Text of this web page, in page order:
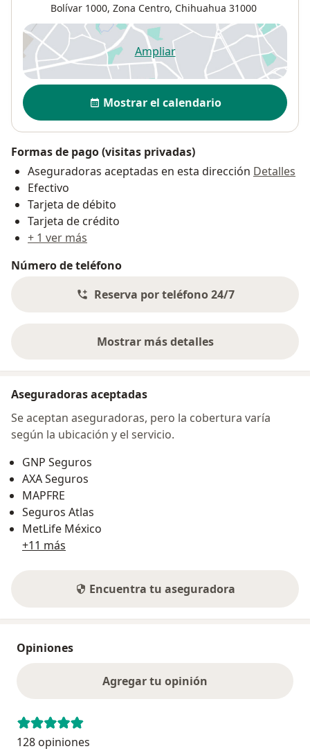
Bolívar 1000, Zona Centro, Chihuahua 31000
Ampliarse abre en una nueva
Disponibilidad
Mostrar el calendario
Formas de pago (visitas privadas)
Aseguradoras aceptadas en esta dirección Detalles
Efectivo
Tarjeta de débito
Tarjeta de crédito
+ 1 ver más
Número de teléfono
Reserva por teléfono 24/7
Mostrar más detalles
sobre la dirección
Aseguradoras aceptadas
Se aceptan aseguradoras, pero la cobertura varía
según la ubicación y el servicio.
GNP Seguros
AXA Seguros
MAPFRE
Seguros Atlas
MetLife México
+11 más
Encuentra tu aseguradora
Opiniones
Agregar tu opinión
128 opiniones